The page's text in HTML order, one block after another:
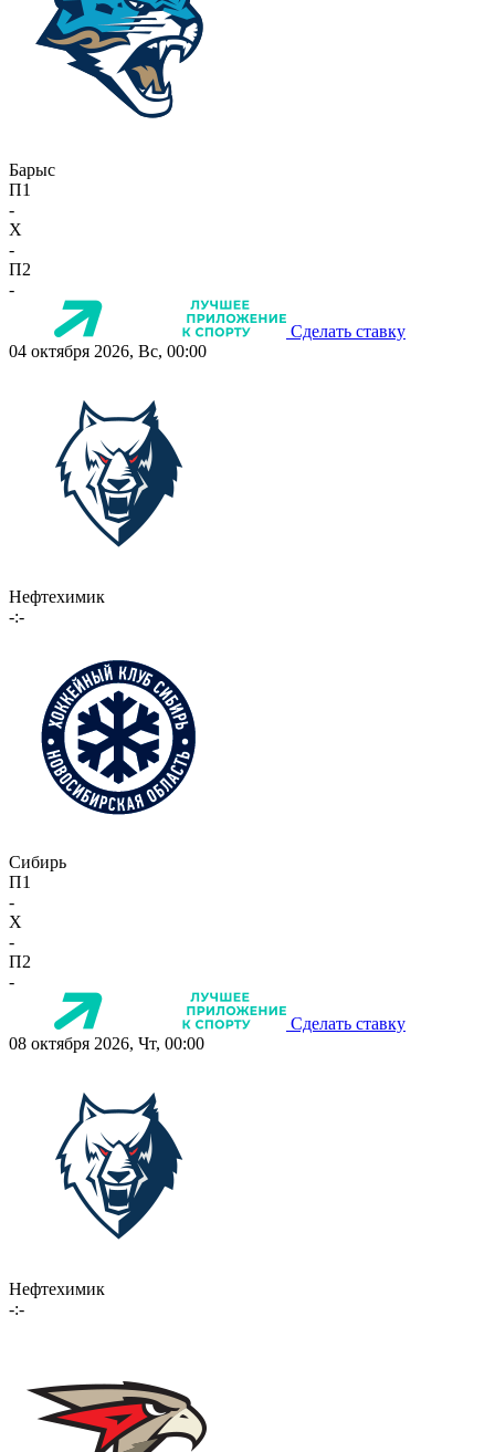
Барыс
П1
-
X
-
П2
-
Сделать ставку
04 октября 2026, Вс, 00:00
Нефтехимик
-:-
Сибирь
П1
-
X
-
П2
-
Сделать ставку
08 октября 2026, Чт, 00:00
Нефтехимик
-:-